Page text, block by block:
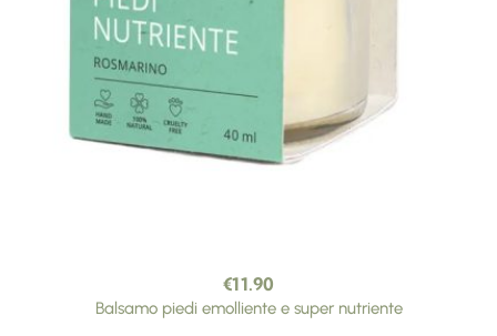
€11.90
Balsamo piedi emolliente e super nutriente